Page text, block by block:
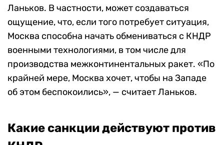
Ланьков. В частности, может создаваться
ощущение, что, если того потребует ситуация,
Москва способна начать обмениваться с КНДР
военными технологиями, в том числе для
производства межконтинентальных ракет. «По
крайней мере, Москва хочет, чтобы на Западе
об этом беспокоились», — считает Ланьков.
Какие санкции действуют против